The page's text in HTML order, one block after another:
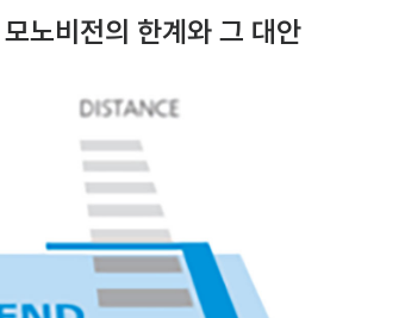
노비전의 한계와 그 대안